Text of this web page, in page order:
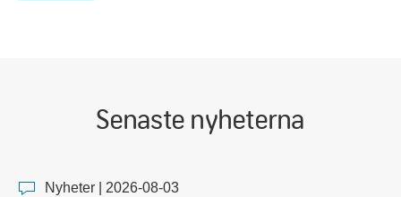
Senaste nyheterna
Nyheter | 2026-08-03